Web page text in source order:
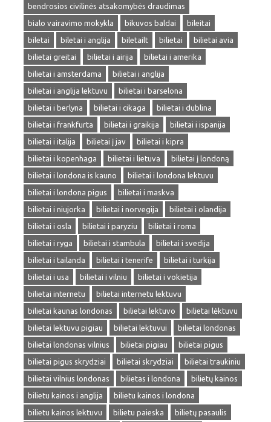
bendrosios civilinės atsakomybės draudimas
bialo vairavimo mokykla
bikuvos baldai
bileitai
biletai
biletai i anglija biletailt bilietai
bilietai avia
bilietai greitai
bilietai i airija
bilietai i amerika
bilietai i amsterdama
bilietai i anglija
bilietai i anglija lektuvu
bilietai i barselona
bilietai i berlyna
bilietai i cikaga
bilietai i dublina
bilietai i frankfurta
bilietai i graikija
bilietai i ispanija
bilietai i italija
bilietai į jav
bilietai i kipra
bilietai i kopenhaga
bilietai i lietuva
bilietai į londoną
bilietai i londona is kauno
bilietai i londona lektuvu
bilietai i londona pigus
bilietai i maskva
bilietai i niujorka
bilietai i norvegija
bilietai i olandija
bilietai i osla
bilietai i paryziu
bilietai i roma
bilietai i ryga
bilietai i stambula
bilietai i svedija
bilietai i tailanda
bilietai i tenerife
bilietai i turkija
bilietai i usa
bilietai i vilniu
bilietai i vokietija
bilietai internetu
bilietai internetu lektuvu
bilietai kaunas londonas
bilietai lektuvo
bilietai lėktuvu
bilietai lektuvu pigiau
bilietai lektuvui
bilietai londonas
bilietai londonas vilnius
bilietai pigiau
bilietai pigus
bilietai pigus skrydziai
bilietai skrydziai
bilietai traukiniu
bilietai vilnius londonas
bilietas i londona
bilietų kainos
bilietu kainos i anglija
bilietu kainos i londona
bilietu kainos lektuvu
bilietu paieska
bilietų pasaulis